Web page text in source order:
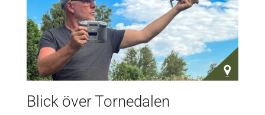
Blick över Tornedalen